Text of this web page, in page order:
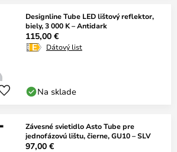
Designline Tube LED lištový reflektor,
biely, 3 000 K – Antidark
115,00 €
Dátový list
Na sklade
Závesné svietidlo Asto Tube pre
jednofázovú lištu, čierne, GU10 – SLV
97,00 €